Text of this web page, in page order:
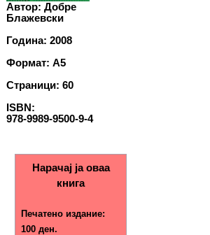
Автор: Добре
Блажевски
Година: 2008
Формат: A5
Страници: 60
ISBN:
978-9989-9500-9-4
Нарачај ја оваа
книга
Печатено издание:
100 ден.